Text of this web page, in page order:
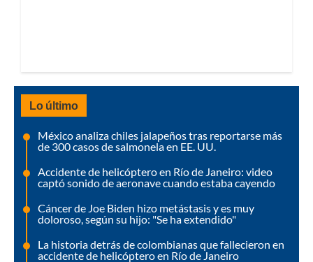
Lo último
México analiza chiles jalapeños tras reportarse más
de 300 casos de salmonela en EE. UU.
Accidente de helicóptero en Río de Janeiro: video
captó sonido de aeronave cuando estaba cayendo
Cáncer de Joe Biden hizo metástasis y es muy
doloroso, según su hijo: "Se ha extendido"
La historia detrás de colombianas que fallecieron en
accidente de helicóptero en Río de Janeiro